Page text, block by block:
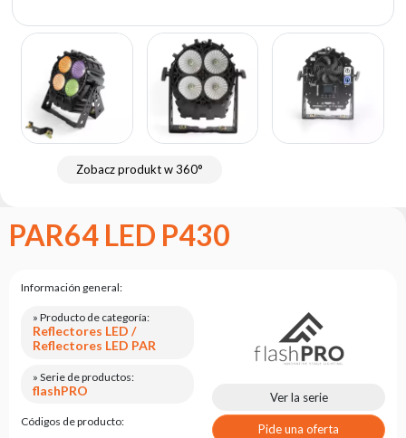
Portfolio
marca
flash
Estatuto
Solicitud
de
Devolución
del
producto
después
probarlo
Zobacz produkt w 360°
PAR64 LED P430
Información general:
» Producto de categoría:
Reflectores LED /
Reflectores LED PAR
» Serie de productos:
flashPRO
Códigos de producto:
Ver la serie
Pide una oferta